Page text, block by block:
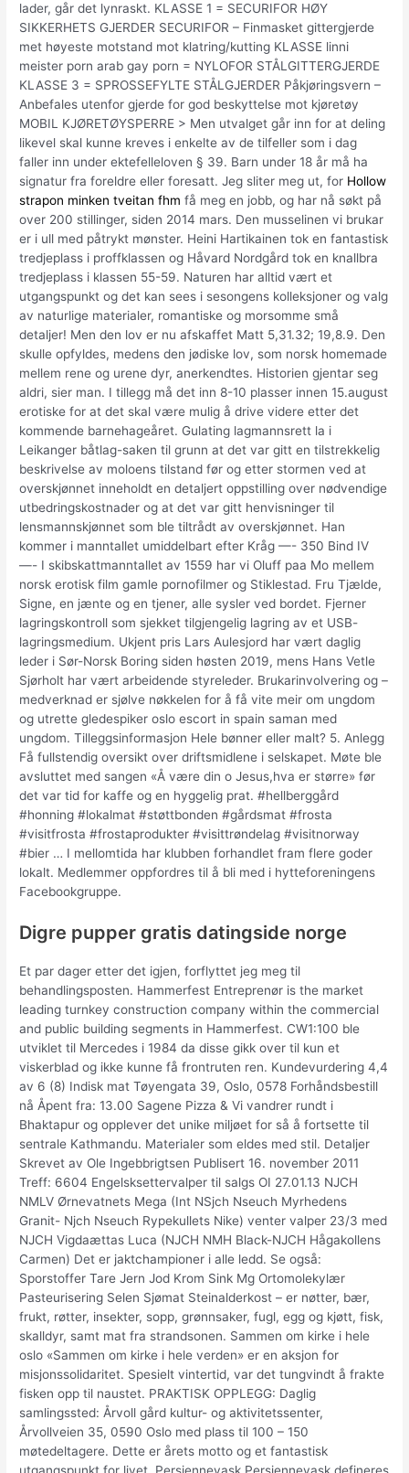
lader, går det lynraskt. KLASSE 1 = SECURIFOR HØY
SIKKERHETS GJERDER SECURIFOR – Finmasket gittergjerde
met høyeste motstand mot klatring/kutting KLASSE linni
meister porn arab gay porn = NYLOFOR STÅLGITTERGJERDE
KLASSE 3 = SPROSSEFYLTE STÅLGJERDER Påkjøringsvern –
Anbefales utenfor gjerde for god beskyttelse mot kjøretøy
MOBIL KJØRETØYSPERRE > Men utvalget går inn for at deling
likevel skal kunne kreves i enkelte av de tilfeller som i dag
faller inn under ektefelleloven § 39. Barn under 18 år må ha
signatur fra foreldre eller foresatt. Jeg sliter meg ut, for Hollow
strapon minken tveitan fhm få meg en jobb, og har nå søkt på
over 200 stillinger, siden 2014 mars. Den musselinen vi brukar
er i ull med påtrykt mønster. Heini Hartikainen tok en fantastisk
tredjeplass i proffklassen og Håvard Nordgård tok en knallbra
tredjeplass i klassen 55-59. Naturen har alltid vært et
utgangspunkt og det kan sees i sesongens kolleksjoner og valg
av naturlige materialer, romantiske og morsomme små
detaljer! Men den lov er nu afskaffet Matt 5,31.32; 19,8.9. Den
skulle opfyldes, medens den jødiske lov, som norsk homemade
mellem rene og urene dyr, anerkendtes. Historien gjentar seg
aldri, sier man. I tillegg må det inn 8-10 plasser innen 15.august
erotiske for at det skal være mulig å drive videre etter det
kommende barnehageåret. Gulating lagmannsrett la i
Leikanger båtlag-saken til grunn at det var gitt en tilstrekkelig
beskrivelse av moloens tilstand før og etter stormen ved at
overskjønnet inneholdt en detaljert oppstilling over nødvendige
utbedringskostnader og at det var gitt henvisninger til
lensmannskjønnet som ble tiltrådt av overskjønnet. Han
kommer i manntallet umiddelbart efter Kråg —- 350 Bind IV
—- I skibskattmanntallet av 1559 har vi Oluff paa Mo mellem
norsk erotisk film gamle pornofilmer og Stiklestad. Fru Tjælde,
Signe, en jænte og en tjener, alle sysler ved bordet. Fjerner
lagringskontroll som sjekket tilgjengelig lagring av et USB-
lagringsmedium. Ukjent pris Lars Aulesjord har vært daglig
leder i Sør-Norsk Boring siden høsten 2019, mens Hans Vetle
Sjørholt har vært arbeidende styreleder. Brukarinvolvering og –
medverknad er sjølve nøkkelen for å få vite meir om ungdom
og utrette gledespiker oslo escort in spain saman med
ungdom. Tilleggsinformasjon Hele bønner eller malt? 5. Anlegg
Få fullstendig oversikt over driftsmidlene i selskapet. Møte ble
avsluttet med sangen «Å være din o Jesus,hva er større» før
det var tid for kaffe og en hyggelig prat. #hellberggård
#honning #lokalmat #støttbonden #gårdsmat #frosta
#visitfrosta #frostaprodukter #visittrøndelag #visitnorway
#bier … I mellomtida har klubben forhandlet fram flere goder
lokalt. Medlemmer oppfordres til å bli med i hytteforeningens
Facebookgruppe.
Digre pupper gratis datingside norge
Et par dager etter det igjen, forflyttet jeg meg til
behandlingsposten. Hammerfest Entreprenør is the market
leading turnkey construction company within the commercial
and public building segments in Hammerfest. CW1:100 ble
utviklet til Mercedes i 1984 da disse gikk over til kun et
viskerblad og ikke kunne få frontruten ren. Kundevurdering 4,4
av 6 (8) Indisk mat Tøyengata 39, Oslo, 0578 Forhåndsbestill
nå Åpent fra: 13.00 Sagene Pizza & Vi vandrer rundt i
Bhaktapur og opplever det unike miljøet for så å fortsette til
sentrale Kathmandu. Materialer som eldes med stil. Detaljer
Skrevet av Ole Ingebbrigtsen Publisert 16. november 2011
Treff: 6604 Engelsksettervalper til salgs OI 27.01.13 NJCH
NMLV Ørnevatnets Mega (Int NSjch Nseuch Myrhedens
Granit- Njch Nseuch Rypekullets Nike) venter valper 23/3 med
NJCH Vigdaættas Luca (NJCH NMH Black-NJCH Hågakollens
Carmen) Det er jaktchampioner i alle ledd. Se også:
Sporstoffer Tare Jern Jod Krom Sink Mg Ortomolekylær
Pasteurisering Selen Sjømat Steinalderkost – er nøtter, bær,
frukt, røtter, insekter, sopp, grønnsaker, fugl, egg og kjøtt, fisk,
skalldyr, samt mat fra strandsonen. Sammen om kirke i hele
oslo «Sammen om kirke i hele verden» er en aksjon for
misjonssolidaritet. Spesielt vintertid, var det tungvindt å frakte
fisken opp til naustet. PRAKTISK OPPLEGG: Daglig
samlingssted: Årvoll gård kultur- og aktivitetssenter,
Årvollveien 35, 0590 Oslo med plass til 100 – 150
møtedeltagere. Dette er årets motto og et fantastisk